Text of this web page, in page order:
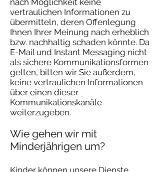
nach Möglichkeit keine
vertraulichen Informationen zu
übermitteln, deren Offenlegung
Ihnen Ihrer Meinung nach erheblich
bzw. nachhaltig schaden könnte. Da
E-Mail und Instant Messaging nicht
als sichere Kommunikationsformen
gelten, bitten wir Sie außerdem,
keine vertraulichen Informationen
über einen dieser
Kommunikationskanäle
weiterzugeben.
Wie gehen wir mit
Minderjährigen um?
Kinder können unsere Dienste